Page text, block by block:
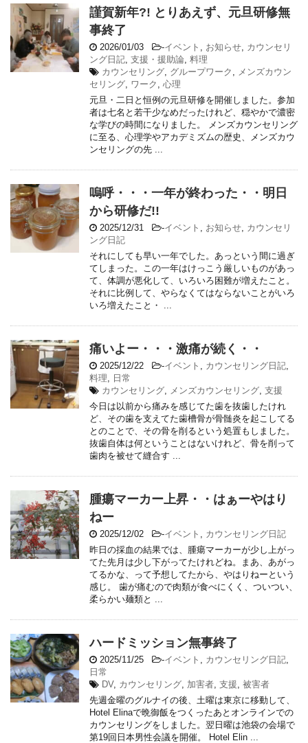
謹賀新年?! とりあえず、元旦研修無
事終了
2026/01/03 -イベント , お知らせ, カウンセリ
ング日記, 支援・援助論, 料理
カウンセリング, グループワーク , メンズカウン
セリング, ワーク , 心理
元旦・二日と恒例の元旦研修を開催しました。参加
者は七名と若干少なめだったけれど、穏やかで濃密
な学びの時間になりました。 メンズカウンセリング
に至る、心理学やアカデミズムの歴史、メンズカウ
ンセリングの先 ...
嗚呼・・・一年が終わった・・明日
から研修だ!!
2025/12/31 -イベント , お知らせ, カウンセリ
ング日記
それにしても早い一年でした。あっという間に過ぎ
てしまった。この一年はけっこう厳しいものがあっ
て、体調が悪化して、いろいろ困難が増えたこと。
それに比例して、やらなくてはならないことがいろ
いろ増えたこと・ ...
痛いよー・・・激痛が続く・・
2025/12/22 -イベント , カウンセリング日記,
料理, 日常
カウンセリング, メンズカウンセリング, 支援
今日は以前から痛みを感じてた歯を抜歯したけれ
ど、その歯を支えてた歯槽骨が骨髄炎を起こしてる
とのことで、その骨を削るという処置もしました。
抜歯自体は何ということはないけれど、骨を削って
歯肉を被せて縫合す ...
腫瘍マーカー上昇・・はぁーやはり
ねー
2025/12/02 -イベント , カウンセリング日記
昨日の採血の結果では、腫瘍マーカーが少し上がっ
てた先月は少し下がってたけれどね。まあ、あがっ
てるかな、って予想してたから、やはりねーという
感じ。 歯が痛むので肉類が食べにくく、ついつい、
柔らかい麺類と ...
ハードミッション無事終了
2025/11/25 -イベント , カウンセリング日記,
日常
DV, カウンセリング, 加害者, 支援, 被害者
先週金曜のグルナイの後、土曜は東京に移動して、
Hotel Elinaで晩御飯をつくったあとオンラインでの
カウンセリングをしました。翌日曜は池袋の会場で
第19回日本男性会議を開催。 Hotel Elin ...